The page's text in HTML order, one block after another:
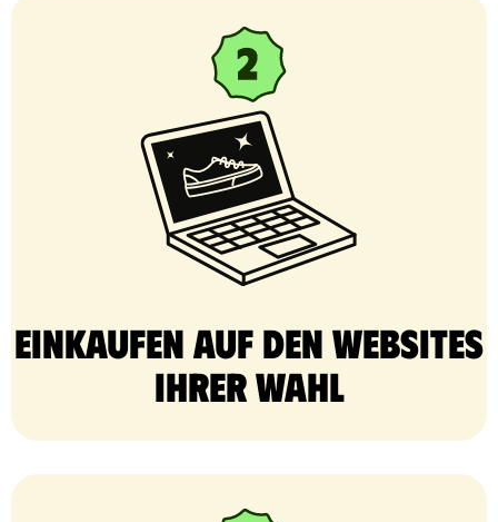
Einkaufen auf den Websites
Ihrer Wahl